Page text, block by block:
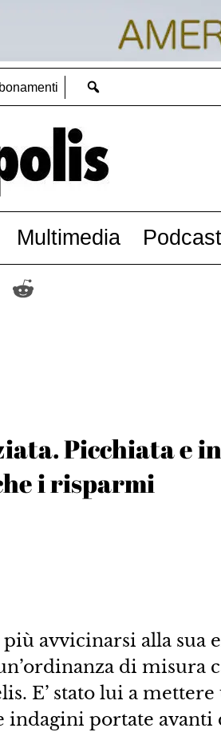
Multimedia Podcast
Picchiata e
i risparmi
avvicinarsi alla sua
di misura
E’ stato lui a
indagini portate